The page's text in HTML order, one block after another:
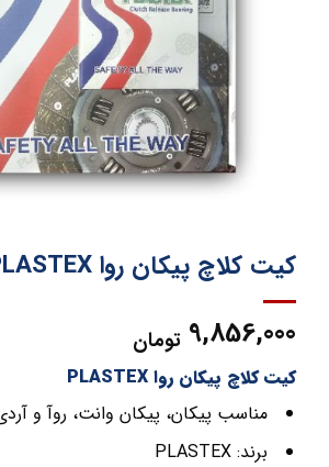
کیت کلاچ پیکان روا PLASTEX
9,856,000 تومان
کیت کلاچ پیکان روا PLASTEX
مناسب پیکان، پیکان وانت، روآ و آردی (RD)
برند: PLASTEX